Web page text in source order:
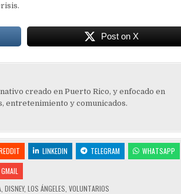
Post on X
creado en Puerto Rico, y enfocado en
entretenimiento y comunicados.
LINKEDIN TELEGRAM
WHATSAPP
GMAIL
, DISNEY, LOS ÁNGELES VOLUNTARIOS